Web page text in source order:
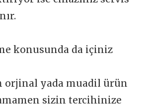
konusunda da içiniz
orjinal yada muadil ürün
sizin tercihinize